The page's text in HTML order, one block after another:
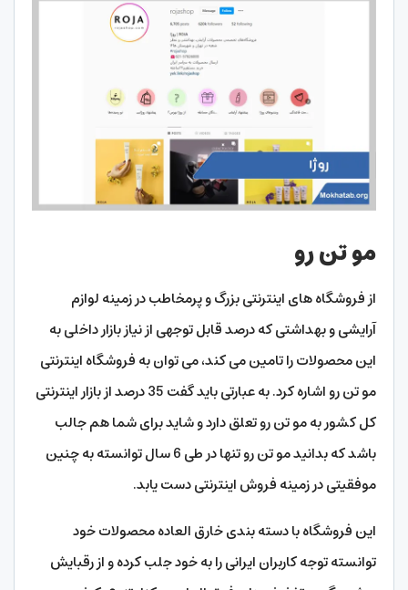
مو تن رو
از فروشگاه های اینترنتی بزرگ و پرمخاطب در زمینه لوازم
آرایشی و بهداشتی که درصد قابل توجهی از نیاز بازار داخلی به
این محصولات را تامین می کند، می توان به فروشگاه اینترنتی
مو تن رو اشاره کرد. به عبارتی باید گفت 35 درصد از بازار اینترنتی
کل کشور به مو تن رو تعلق دارد و شاید برای شما هم جالب
باشد که بدانید مو تن رو تنها در طی 6 سال توانسته به چنین
موفقیتی در زمینه فروش اینترنتی دست یابد.
این فروشگاه با دسته بندی خارق العاده محصولات خود
توانسته توجه کاربران ایرانی را به خود جلب کرده و از رقبایش